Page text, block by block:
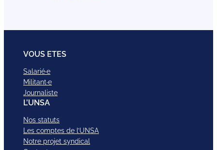
VOUS ETES
Salarié·e
Militant·e
Journaliste
L’UNSA
Nos statuts
Les comptes de l’UNSA
Notre projet syndical